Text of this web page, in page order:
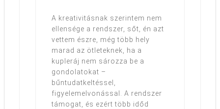
A kreativitásnak szerintem nem
ellensége a rendszer, sőt, én azt
vettem észre, még több hely
marad az ötleteknek, ha a
kupleráj nem sározza be a
gondolatokat –
bűntudatkeltéssel,
figyelemelvonással. A rendszer
támogat, és ezért több időd